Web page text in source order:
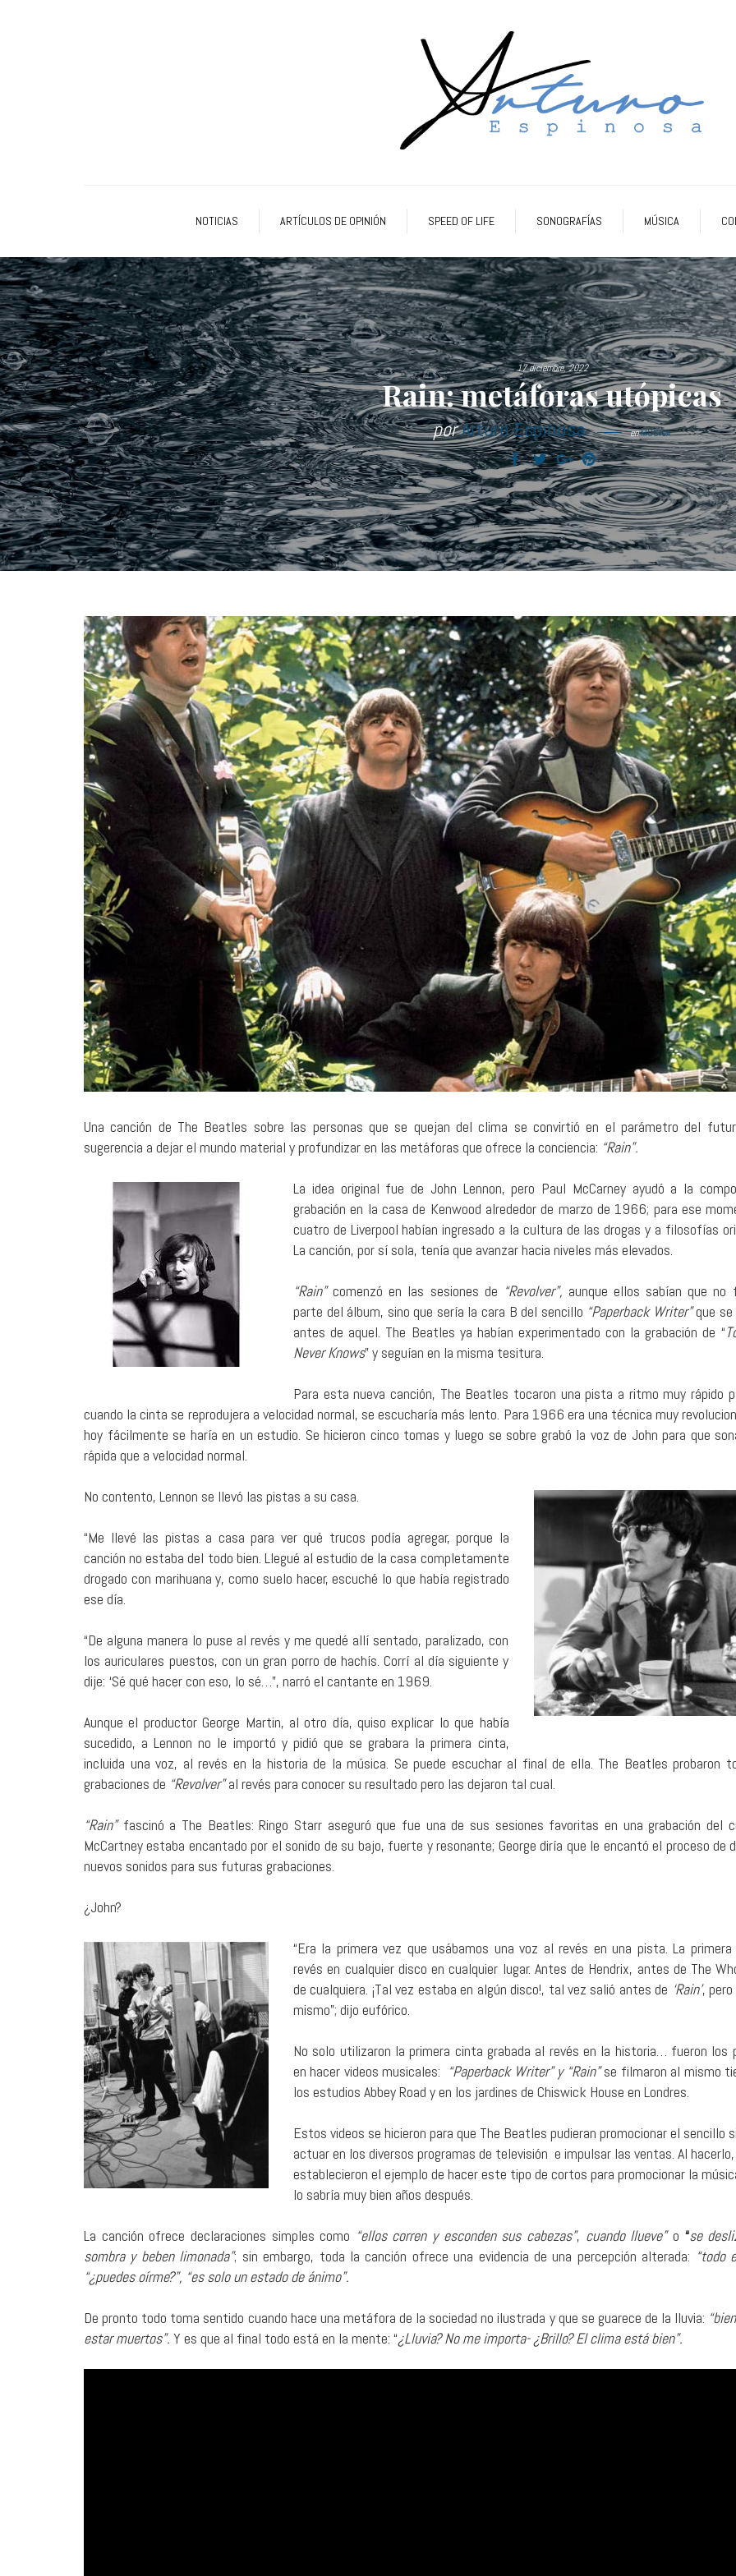
NOTICIAS ARTÍCULOS DE OPINIÓN SPEED OF LIFE SONOGRAFÍAS MÚSICA
17 diciembre, 2022
Rain: metáforas utópicas
porArturo Espinosa enMÚSICA
Una canción de The Beatles sobre las personas que se quejan del clima se convirtió en el parámetro del
sugerencia a dejar el mundo material y profundizar en las metáforas que ofrece la conciencia: “Rain”.
La idea original fue de John Lennon, pero Paul McCarney ayudó a la
grabación en la casa de Kenwood alrededor de marzo de 1966; para ese
cuatro de Liverpool habían ingresado a la cultura de las drogas y a filosofías
La canción, por sí sola, tenía que avanzar hacia niveles más elevados.
“Rain”comenzó en las sesiones de “Revolver”, aunque ellos sabían que no
parte del álbum, sino que sería la cara B del sencillo “Paperback Writer”que se
antes de aquel. The Beatles ya habían experimentado con la grabación de “
Never Knows” y seguían en la misma tesitura.
Para esta nueva canción, The Beatles tocaron una pista a ritmo muy rápido
cuando la cinta se reprodujera a velocidad normal, se escucharía más lento. Para 1966 era una técnica muy
hoy fácilmente se haría en un estudio. Se hicieron cinco tomas y luego se sobre grabó la voz de John para que
rápida que a velocidad normal.
No contento, Lennon se llevó las pistas a su casa.
“Me llevé las pistas a casa para ver qué trucos podía agregar, porque la
canción no estaba del todo bien. Llegué al estudio de la casa completamente
drogado con marihuana y, como suelo hacer, escuché lo que había registrado
ese día.
“De alguna manera lo puse al revés y me quedé allí sentado, paralizado, con
los auriculares puestos, con un gran porro de hachís. Corrí al día siguiente y
dije: ‘Sé qué hacer con eso, lo sé…”, narró el cantante en 1969.
Aunque el productor George Martin, al otro día, quiso explicar lo que había
sucedido, a Lennon no le importó y pidió que se grabara la primera cinta,
incluida una voz, al revés en la historia de la música. Se puede escuchar al final de ella. The Beatles probaron
grabaciones de “Revolver”al revés para conocer su resultado pero las dejaron tal cual.
“Rain”fascinó a The Beatles: Ringo Starr aseguró que fue una de sus sesiones favoritas en una grabación del
McCartney estaba encantado por el sonido de su bajo, fuerte y resonante; George diría que le encantó el proceso de
nuevos sonidos para sus futuras grabaciones.
¿John?
“Era la primera vez que usábamos una voz al revés en una pista. La
revés en cualquier disco en cualquier lugar. Antes de Hendrix, antes de The
de cualquiera. ¡Tal vez estaba en algún disco!, tal vez salió antes de ‘Rain’,
mismo”; dijo eufórico.
No solo utilizaron la primera cinta grabada al revés en la historia… fueron los
en hacer videos musicales: “Paperback Writer” y “Rain”se filmaron al mismo
los estudios Abbey Road y en los jardines de Chiswick House en Londres.
Estos videos se hicieron para que The Beatles pudieran promocionar el sencillo
actuar en los diversos programas de televisión e impulsar las ventas. Al hacerlo,
establecieron el ejemplo de hacer este tipo de cortos para promocionar la
lo sabría muy bien años después.
La canción ofrece declaraciones simples como “ellos corren y esconden sus cabezas”, cuando llueve”o “se
sombra y beben limonada”; sin embargo, toda la canción ofrece una evidencia de una percepción alterada: “todo
“¿puedes oírme?”, “es solo un estado de ánimo”.
De pronto todo toma sentido cuando hace una metáfora de la sociedad no ilustrada y que se guarece de la lluvia:
estar muertos”. Y es que al final todo está en la mente: “¿Lluvia? No me importa- ¿Brillo? El clima está bien”.
25 julio, 2026
Hurdy Gurdy Man: mapas de
creatividad
MÚSICA
24 julio, 2026
A 1000 Times: El sonido de la
repetición
SONOGRAFÍAS
1 agosto, 2026
Santa Fe:
nombre